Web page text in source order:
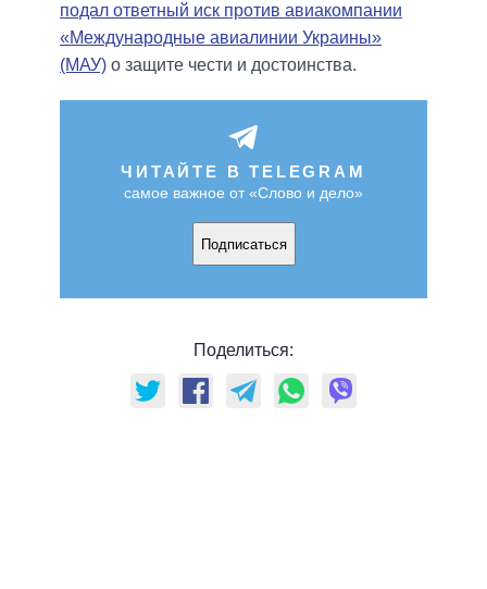
подал ответный иск против авиакомпании
«Международные авиалинии Украины»
(МАУ) о защите чести и достоинства.
ЧИТАЙТЕ В TELEGRAM
самое важное от «Слово и дело»
Подписаться
Поделиться: